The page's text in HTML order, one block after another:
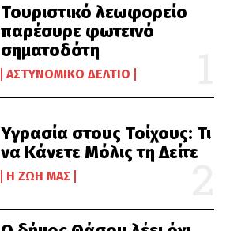
Τουριστικό λεωφορείο
παρέσυρε φωτεινό
σηματοδότη
ΑΣΤΥΝΟΜΙΚΌ ΔΕΛΤΊΟ
Υγρασία στους Τοίχους: Τι
να Κάνετε Μόλις τη Δείτε
Η ΖΩΉ ΜΑΣ